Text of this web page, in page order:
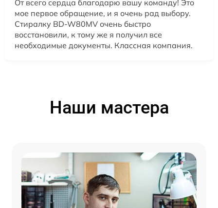
От всего сердца благодарю вашу команду! Это
мое первое обращение, и я очень рад выбору.
Стиралку BD-W80MV очень быстро
восстановили, к тому же я получил все
необходимые документы. Классная компания.
Наши мастера